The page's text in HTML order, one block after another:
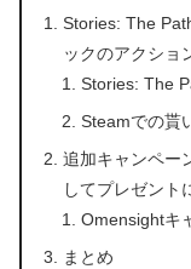
Stories: The
ックのアクショ
Stories: The
Steamでの貰
追加キャンペー
してプレゼント
Omensightキ
まとめ